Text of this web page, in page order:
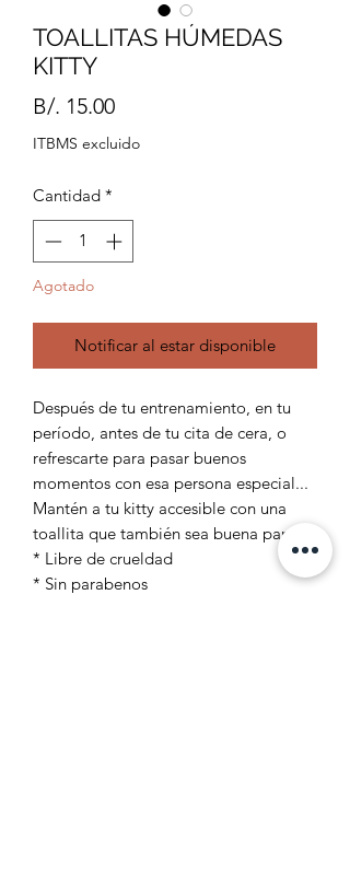
TOALLITAS HÚMEDAS
KITTY
B/. 15.00Precio
ITBMS excluido
Cantidad *
Agotado
Notificar al estar disponible
Después de tu entrenamiento, en tu
período, antes de tu cita de cera, o
refrescarte para pasar buenos
momentos con esa persona especial...
Mantén a tu kitty accesible con una
toallita que también sea buena para ti.
* Libre de crueldad
* Sin parabenos